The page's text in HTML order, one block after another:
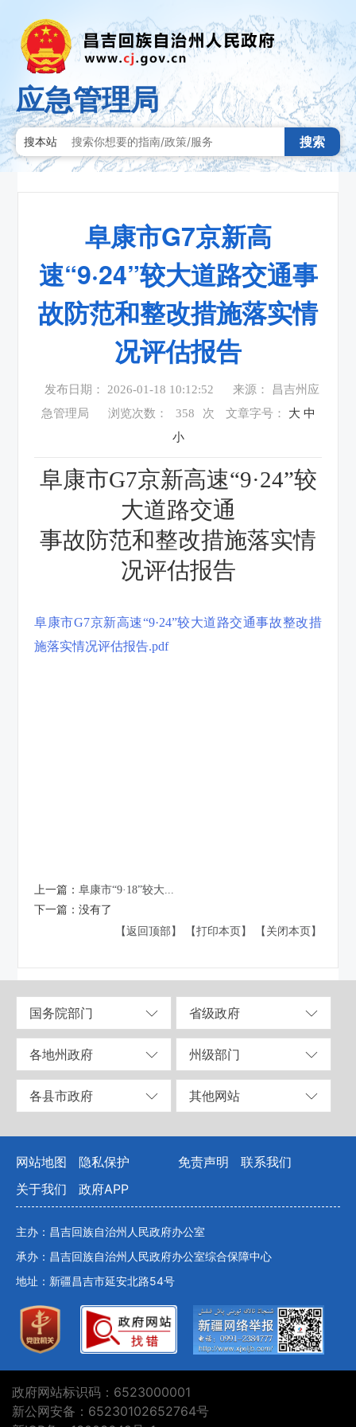
应急管理局
搜本站 搜索
阜康市G7京新高
速“9·24”较大道路交通事
故防范和整改措施落实情
况评估报告
发布日期： 2026-01-18 10:12:52
来源： 昌吉州应
急管理局
浏览次数： 358 次 文章字号： 大 中
小
阜康市G7京新高速“9·24”较
大道路交通
事故防范和整改措施落实情
况评估报告
阜康市G7京新高速“9·24”较大道路交通事故整改措
施落实情况评估报告.pdf
上一篇：阜康市“9·18”较大...
下一篇：没有了
【返回顶部】
【打印本页】 【关闭本页】
国务院部门 省级政府
各地州政府 州级部门
各县市政府 其他网站
网站地图 隐私保护 免责声明
联系我们
关于我们
政府APP
主办：昌吉回族自治州人民政府办公室
承办：昌吉回族自治州人民政府办公室综合保障中心
地址：新疆昌吉市延安北路54号
政府网站标识码：6523000001
新公网安备：65230102652764号